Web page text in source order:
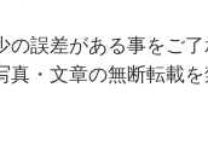
誤差がある事をご了
・文章の無断転載を